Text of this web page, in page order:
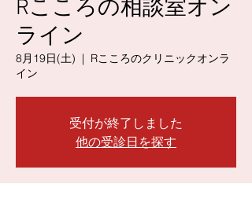
Rこころの相談室オン
ライン
8月19日(土)
  |
Rこころのクリニックオンラ
イン
受付が終了しました
他の受診日を探す